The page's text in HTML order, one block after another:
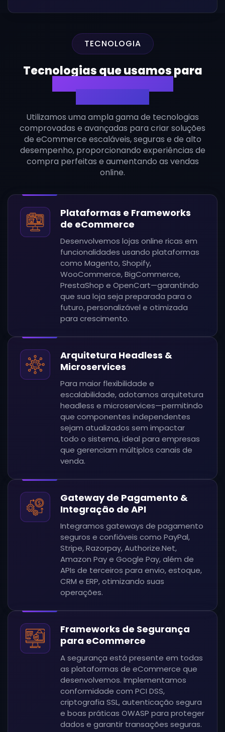
TECNOLOGIA
Tecnologias que usamos para
Utilizamos uma ampla gama de tecnologias
comprovadas e avançadas para criar soluções
de eCommerce escaláveis, seguras e de alto
desempenho, proporcionando experiências de
compra perfeitas e aumentando as vendas
online.
Plataformas e Frameworks
de eCommerce
Desenvolvemos lojas online ricas em
funcionalidades usando plataformas
como Magento, Shopify,
WooCommerce, BigCommerce,
PrestaShop e OpenCart—garantindo
que sua loja seja preparada para o
futuro, personalizável e otimizada
para crescimento.
Arquitetura Headless &
Microservices
Para maior flexibilidade e
escalabilidade, adotamos arquitetura
headless e microservices—permitindo
que componentes independentes
sejam atualizados sem impactar
todo o sistema, ideal para empresas
que gerenciam múltiplos canais de
venda.
Gateway de Pagamento &
Integração de API
Integramos gateways de pagamento
seguros e confiáveis como PayPal,
Stripe, Razorpay, Authorize.Net,
Amazon Pay e Google Pay, além de
APIs de terceiros para envio, estoque,
CRM e ERP, otimizando suas
operações.
Frameworks de Segurança
para eCommerce
A segurança está presente em todas
as plataformas de eCommerce que
desenvolvemos. Implementamos
conformidade com PCI DSS,
criptografia SSL, autenticação segura
e boas práticas OWASP para proteger
dados e garantir transações seguras.